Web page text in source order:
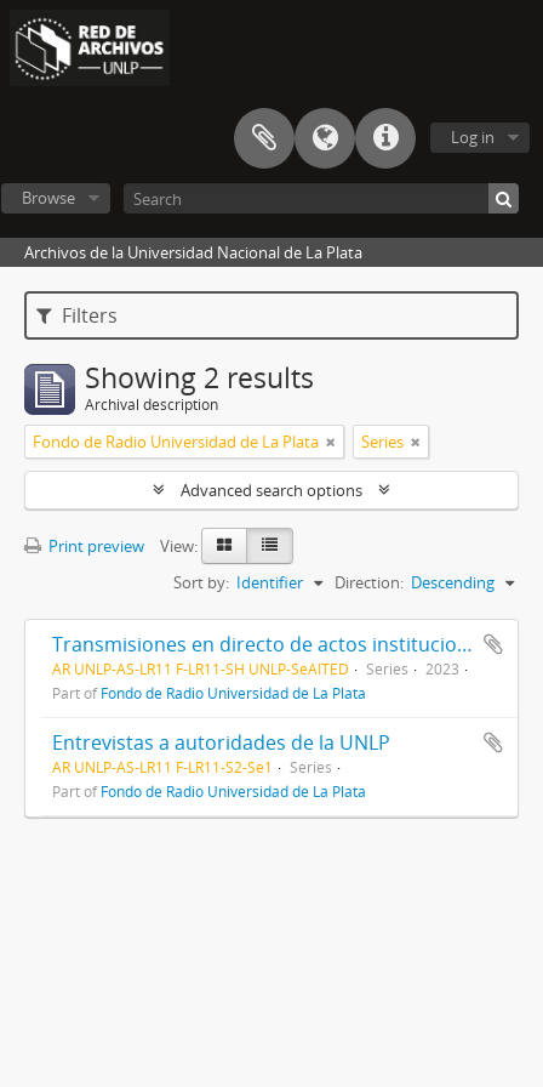
Log in
Browse
Archivos de la Universidad Nacional de La Plata
Filters
Showing 2 results
Archival description
Fondo de Radio Universidad de La Plata Series
Advanced search options
Print preview
View:
Sort by: Identifier Direction: Descending
Transmisiones en directo de actos institucionales
AR UNLP-AS-LR11 F-LR11-SH UNLP-SeAITED Series
2023
Part ofFondo de Radio Universidad de La Plata
Entrevistas a autoridades de la UNLP
AR UNLP-AS-LR11 F-LR11-S2-Se1
Series
Part ofFondo de Radio Universidad de La Plata